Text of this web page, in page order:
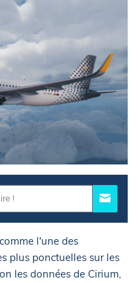
l'une des
plus ponctuelles sur les
les données de Cirium,